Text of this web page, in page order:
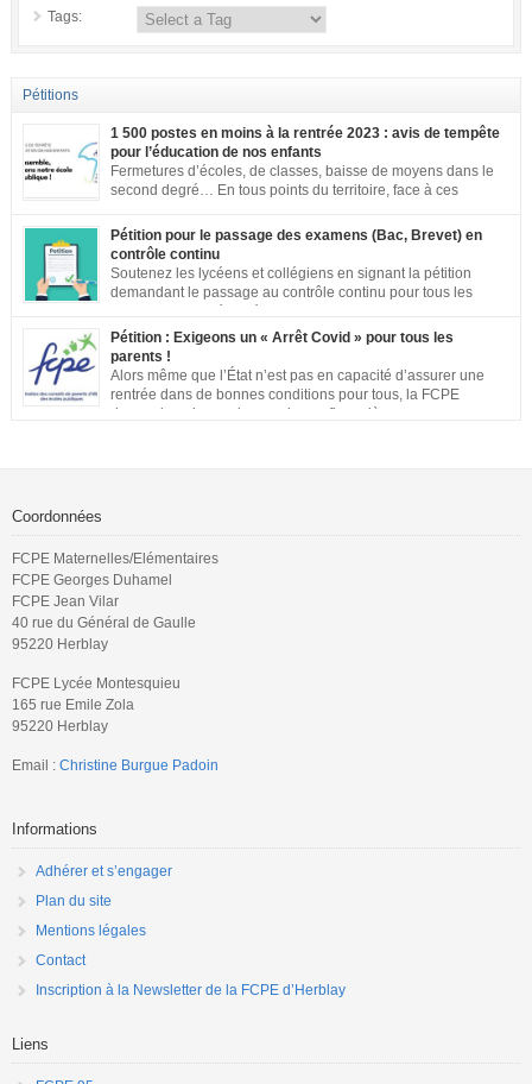
Tags:
Pétitions
1 500 postes en moins à la rentrée 2023 : avis de tempête
pour l’éducation de nos enfants
Fermetures d’écoles, de classes, baisse de moyens dans le
second degré… En tous points du territoire, face à ces
Notre société a aujourd’hui une dette de bienveillance envers tous les
enfants et adolescents de ce pays. En effet, être un enfant ou un adolescent
dans le contexte actuel est […]
Pétition pour le passage des examens (Bac, Brevet) en
contrôle continu
Soutenez les lycéens et collégiens en signant la pétition
demandant le passage au contrôle continu pour tous les
importantes : établissements qui ne respectent pas les jauges, cours en
distanciel inexistants, manque de préparation…. Vous pouvez signer la
pétition ici
Pétition : Exigeons un « Arrêt Covid » pour tous les
parents !
Alors même que l’État n’est pas en capacité d’assurer une
rentrée dans de bonnes conditions pour tous, la FCPE
demande qu’une prise en charge financière, sans aucune
Coordonnées
FCPE Maternelles/Elémentaires
FCPE Georges Duhamel
FCPE Jean Vilar
40 rue du Général de Gaulle
95220 Herblay
FCPE Lycée Montesquieu
165 rue Emile Zola
95220 Herblay
Email : Christine Burgue Padoin
Informations
Adhérer et s’engager
Plan du site
Mentions légales
Contact
Inscription à la Newsletter de la FCPE d’Herblay
Liens